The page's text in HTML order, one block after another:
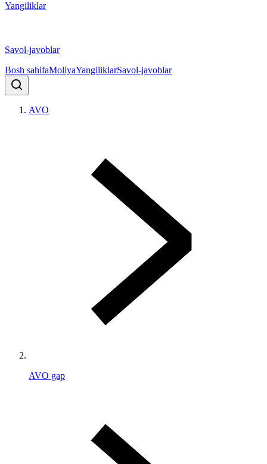
Yangiliklar
Savol-javoblar
Bosh sahifaMoliyaYangiliklarSavol-javoblar
AVO
AVO gap